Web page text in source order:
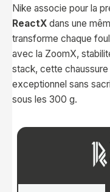
Nike associe pour la
ReactX dans une
transforme chaque
avec la ZoomX,
stack, cette
exceptionnel sans
sous les 300 g.